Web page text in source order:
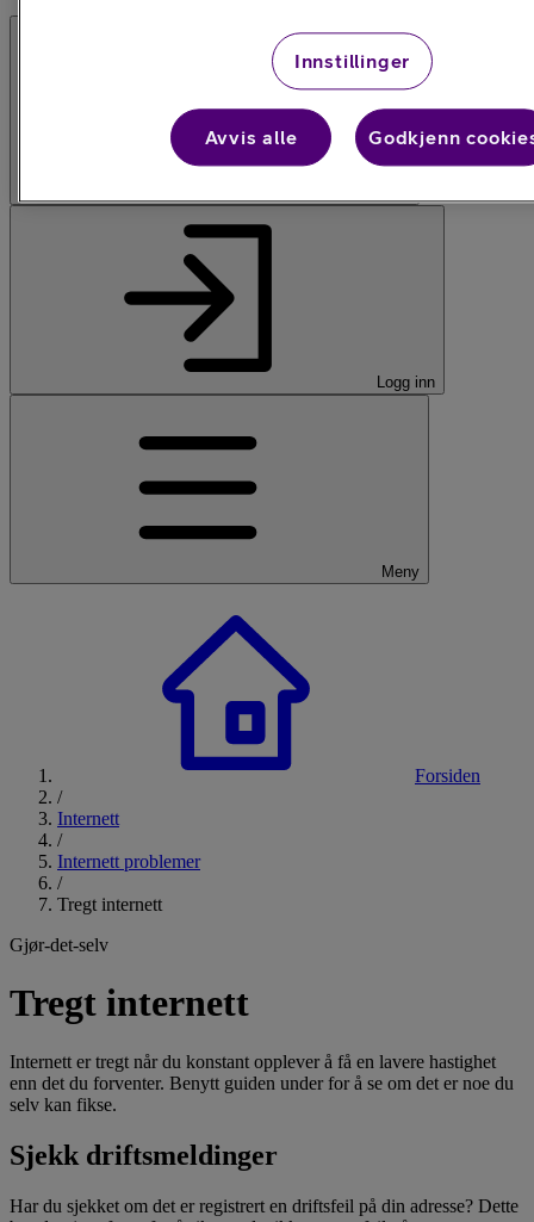
Logg inn
Meny
Forsiden
/
Internett
/
Internett problemer
/
Tregt internett
Gjør-det-selv
Tregt internett
Internett er tregt når du konstant opplever å få en lavere hastighet
enn det du forventer. Benytt guiden under for å se om det er noe du
selv kan fikse.
Sjekk driftsmeldinger
Har du sjekket om det er registrert en driftsfeil på din adresse? Dette
Innstillinger
Avvis alle Godkjenn